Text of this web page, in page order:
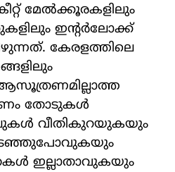
മേൽക്കൂരകളിലും
ഇന്റർലോക്ക്
കേരളത്തിലെ
ആസൂത്രണമില്ലാത്ത
തോടുകൾ
വീതികുറയുകയും
ഇല്ലാതാവുകയും